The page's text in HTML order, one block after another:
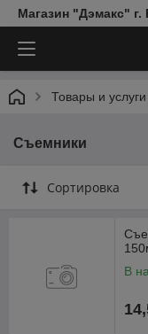
Магазин "Дэмакс" г.
Товары и услуги
Съемники
Сортировка
В